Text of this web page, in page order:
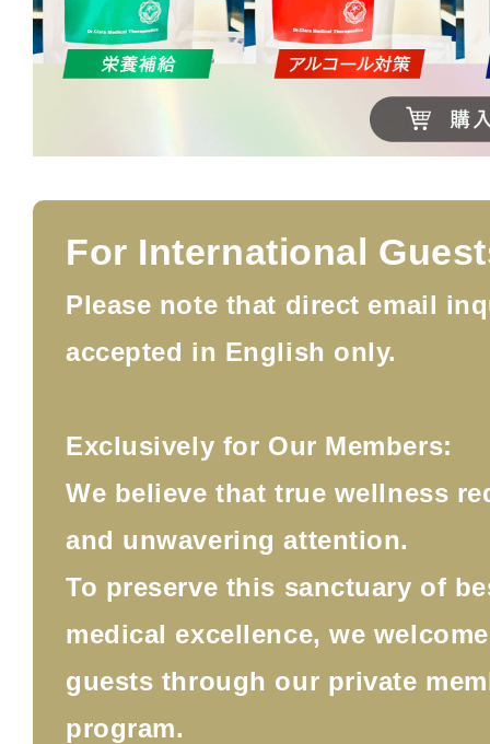
For International
Please note that direct email
accepted in English only.
Exclusively for Our Members:
We believe that true wellness
and unwavering attention.
To preserve this sanctuary of
medical excellence, we
guests through our private
program.